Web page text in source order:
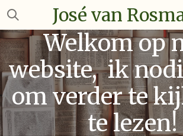
Ga
naar
de
hoofdinhoud
José van
Welkom op
website, ik
om verder te
te lezen!